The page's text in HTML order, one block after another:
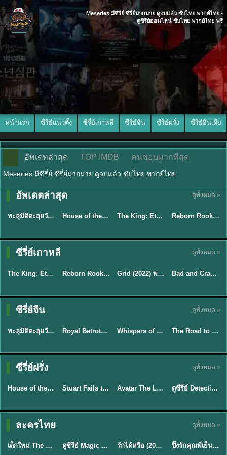
Meseries มีซีรี่ย์ ซีรี่ย์มากมาย ดูจบแล้ว ซับไทย พากย์ไทย -
ดูซีรีย์ออนไลน์ ซับไทย พากย์ไทย ฟรี
หน้าแรก ซีรีย์แนวตั้ง ซีรี่ย์เกาหลี ซีรี่ย์จีน ซีรี่ย์ฝรั่ง ซีรี่ย์อินเดีย
อัพเดทล่าสุด TOP IMDB คนชอบมากที่สุด
Meseries มีซีรี่ย์ ซีรี่ย์มากมาย ดูจบแล้ว ซับไทย พากย์ไทย
อัพเดตล่าสุด ดูทั้งหมด »
★9
พากย์ไทย
ทะลุมิติตะลุยวังหลวง (2026) How Dare You!? พากย์ไทย EP.1-32 ★8.4 House of the Dragon ตระกูลแห่งมังกร (2026) พากย์ไทย (ซีซั่น 1-3) ★8.2 The King: Eternal Monarch จอมราชันบัลลังก์อมตะ (2020) พากย์ไทย EP.1-16 ★8.1
พากย์ไทย
Reborn Rookie มือใหม่หัดแค้น (2026) พากย์ไทย ซับไทย EP.1-12
ซีรี่ย์เกาหลี ดูทั้งหมด »
★8.2
พากย์ไทย
The King: Eternal Monarch จอมราชันบัลลังก์อมตะ (2020) พากย์ไทย EP.1-16 ★8.1 Reborn Rookie มือใหม่หัดแค้น (2026) พากย์ไทย ซับไทย EP.1-12 ★7 Grid (2022) พากย์ไทย ซับไทย EP.1-10 ★7.9
พากย์ไทย
Bad and Crazy เลว ชั่ว บ้าระห่ำ (2021) พากย์ไทย ซับไทย EP.1-12
ซีรี่ย์จีน ดูทั้งหมด »
★9
พากย์ไทย
ทะลุมิติตะลุยวังหลวง (2026) How Dare You!? พากย์ไทย EP.1-32 ★9 Royal Betrothal (2026) สัญญาวิวาห์แห่งราชวงศ์ พากย์ไทย ซับไทย EP1-32 ★8.5 Whispers of Southern Song ศึกชิงหยกพิศวง (2026) ซับไทย EP.1-24 (จบ)
ซับไทย
The Road to Splendor พราวพร่างบุปผาตระการ (2026) พากย์ไทย ซับไทย EP.1-36
ซีรี่ย์ฝรั่ง ดูทั้งหมด »
★8.4
พากย์ไทย
House of the Dragon ตระกูลแห่งมังกร (2026) พากย์ไทย (ซีซั่น 1-3) ★9.3 Stuart Fails to Save the Universe สจ๊วตล่มแผนกู้จักรวาล (2026) พากย์ไทย ซับไทย EP.1-10 ★7.8 EP.7Avatar The Last Airbender 2 เณรน้อยเจ้าอภินิหาร พากย์ไทย EP.9
พากย์ไทย
ดูซีรี่ย์ Detective Hole (2026) พากย์ไทย HD ฟรี อัปเดตล่าสุด Netflix
ละครไทย ดูทั้งหมด »
★ 8 EP.6
พากย์ไทย
เด็กใหม่ The Reset 2026 EP1-6 พากย์ไทย ดูซีรี่ย์ Netflix ล่าสุด HD ดูซีรีย์ Magic Move (2026) ทำนายทายรัก Thai EP.1-10 HD รักได้หรือ (2026) YOUNG Let's Begin Again พากย์ไทย EP.1-19 ★8
พากย์ไทย
ปิ๊งรักคุณพี่เย็นชา (2026) Frozen Valentine EP.1-10 (จบ)